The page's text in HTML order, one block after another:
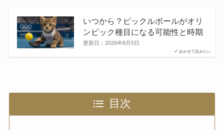
あわせて読みたい
いつから？ピックルボールがオリ
ンピック種目になる可能性と時期
更新日： 2026年8月5日
目次